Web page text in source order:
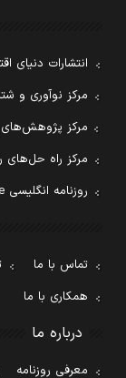
انتشارات دنیای
مرکز نوآوری و
مرکز پژوهش‌های
مرکز راه حل‌های
روزنامه انگلیسی Financial Tribune
تماس با ما
همکاری با ما
درباره ما
معرفی روزنامه